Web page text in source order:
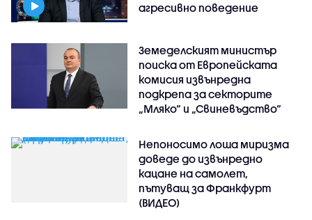
агресивно поведение
Земеделският министър
поиска от Европейската
комисия извънредна
подкрепа за секторите
„Мляко“ и „Свиневъдство“
Непоносимо лоша миризма
доведе до извънредно
кацане на самолет,
пътуващ за Франкфурт
(ВИДЕО)